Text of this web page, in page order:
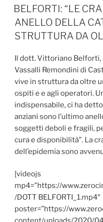
IL
BELFORTI: “LE
ANELLO DELLA
STRUTTURA DA
Il dott. Vittoriano
Vassalli Remondini di
vive in struttura da oltre
ospiti e e agli operatori.
indispensabile, ci ha
anziani sono l’ultimo
soggetti deboli e fragili,
cura e disponibilità”. La
dell’epidemia sono
[videojs
mp4=”https://
/DOTT BELFORTI_1.mp4″
poster=”https://